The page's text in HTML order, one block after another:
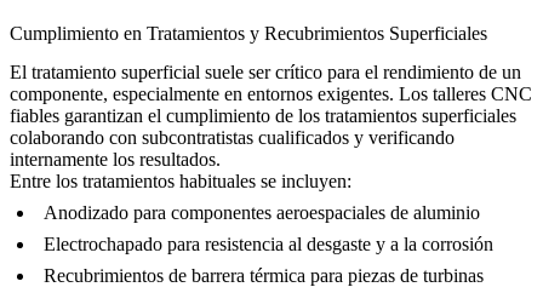
Cumplimiento en Tratamientos y Recubrimientos Superficiales
El tratamiento superficial suele ser crítico para el rendimiento de un
componente, especialmente en entornos exigentes. Los talleres CNC
fiables garantizan el cumplimiento de los tratamientos superficiales
colaborando con subcontratistas cualificados y verificando
internamente los resultados.
Entre los tratamientos habituales se incluyen:
Anodizado para componentes aeroespaciales de aluminio
Electrochapado para resistencia al desgaste y a la corrosión
Recubrimientos de barrera térmica para piezas de turbinas